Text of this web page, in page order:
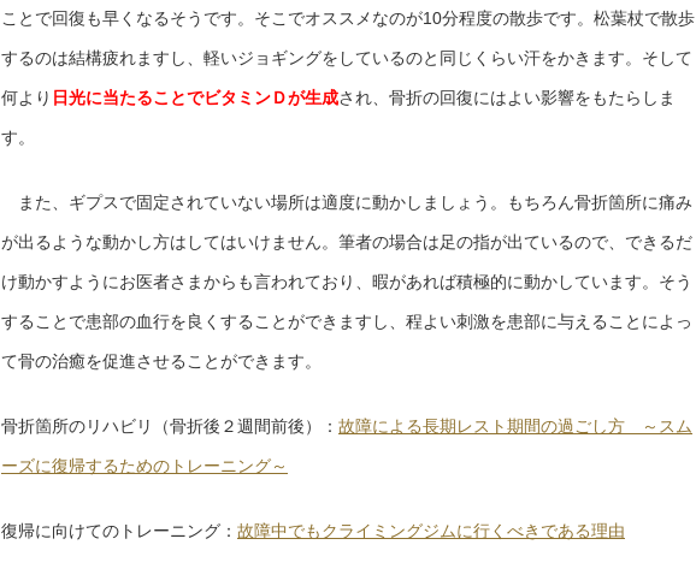
ことで回復も早くなるそうです。そこでオススメなのが10分程度の散歩です。松葉杖で散歩
するのは結構疲れますし、軽いジョギングをしているのと同じくらい汗をかきます。そして
何より 日光に当たることでビタミンＤが生成され、骨折の回復にはよい影響をもたらしま
す。
また、ギプスで固定されていない場所は適度に動かしましょう。もちろん骨折箇所に痛み
が出るような動かし方はしてはいけません。筆者の場合は足の指が出ているので、できるだ
け動かすようにお医者さまからも言われており、暇があれば積極的に動かしています。そう
することで患部の血行を良くすることができますし、程よい刺激を患部に与えることによっ
て骨の治癒を促進させることができます。
骨折箇所のリハビリ（骨折後２週間前後）： 故障による長期レスト期間の過ごし方 ～スム
ーズに復帰するためのトレーニング～
復帰に向けてのトレーニング： 故障中でもクライミングジムに行くべきである理由